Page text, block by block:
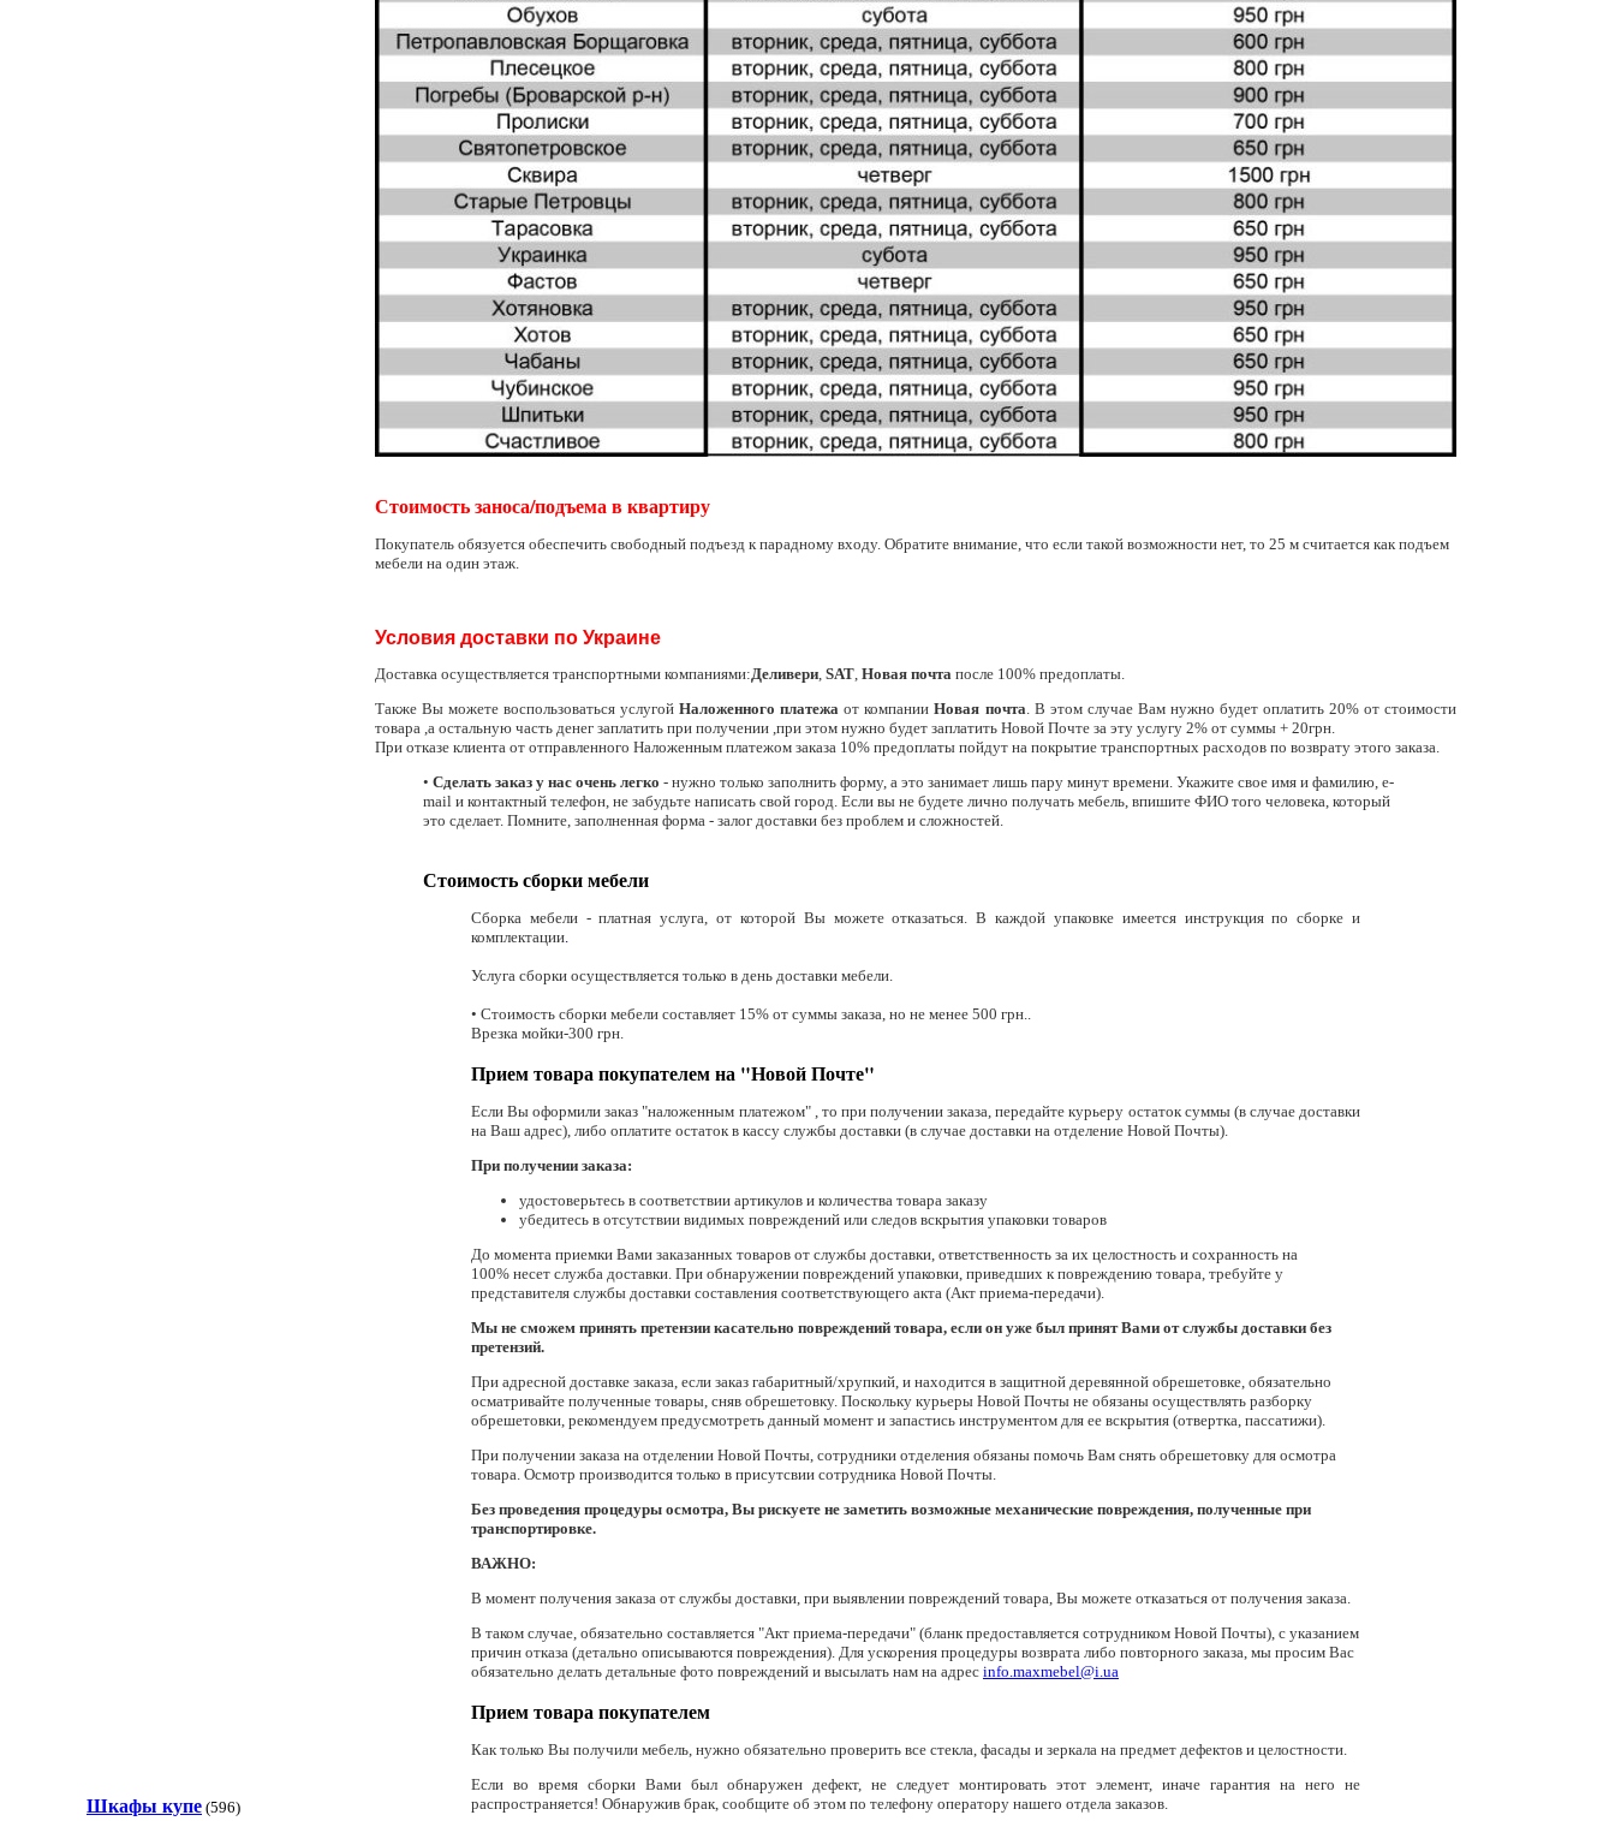
Шкафы купе (596)
Стоимость заноса/подъема в квартиру
Покупатель обязуется обеспечить свободный подъезд к парадному входу. Обратите внимание, что если такой возможности нет, то 25 м считается как подъем
мебели на один этаж.
Условия доставки по Украине
Доставка осуществляется транспортными компаниями:Деливери, SAT, Новая почта после 100% предоплаты.
Также Вы можете воспользоваться услугойНаложенного платежа от компанииНовая почта. В этом случае Вам нужно будет оплатить 20% от стоимости
товара ,а остальную часть денег заплатить при получении ,при этом нужно будет заплатить Новой Почте за эту услугу 2% от суммы + 20грн.
При отказе клиента от отправленного Наложенным платежом заказа 10% предоплаты пойдут на покрытие транспортных расходов по возврату этого заказа.
• Сделать заказ у нас очень легко - нужно только заполнить форму, а это занимает лишь пару минут времени. Укажите свое имя и фамилию, e-
mail и контактный телефон, не забудьте написать свой город. Если вы не будете лично получать мебель, впишите ФИО того человека, который
это сделает. Помните, заполненная форма - залог доставки без проблем и сложностей.
Стоимость сборки мебели
Сборка мебели - платная услуга, от которой Вы можете отказаться. В каждой упаковке имеется инструкция по сборке и
комплектации.
Услуга сборки осуществляется только в день доставки мебели.
• Стоимость сборки мебели составляет 15% от суммы заказа, но не менее 500 грн..
Врезка мойки-300 грн.
Прием товара покупателем на "Новой Почте"
Если Вы оформили заказ "наложенным платежом" , то при получении заказа, передайте курьеру остаток суммы (в случае доставки
на Ваш адрес), либо оплатите остаток в кассу службы доставки (в случае доставки на отделение Новой Почты).
При получении заказа:
удостоверьтесь в соответствии артикулов и количества товара заказу
убедитесь в отсутствии видимых повреждений или следов вскрытия упаковки товаров
До момента приемки Вами заказанных товаров от службы доставки, ответственность за их целостность и сохранность на
100% несет служба доставки. При обнаружении повреждений упаковки, приведших к повреждению товара, требуйте у
представителя службы доставки составления соответствующего акта (Акт приема-передачи).
Мы не сможем принять претензии касательно повреждений товара, если он уже был принят Вами от службы доставки без
претензий.
При адресной доставке заказа, если заказ габаритный/хрупкий, и находится в защитной деревянной обрешетовке, обязательно
осматривайте полученные товары, сняв обрешетовку. Поскольку курьеры Новой Почты не обязаны осуществлять разборку
обрешетовки, рекомендуем предусмотреть данный момент и запастись инструментом для ее вскрытия (отвертка, пассатижи).
При получении заказа на отделении Новой Почты, сотрудники отделения обязаны помочь Вам снять обрешетовку для осмотра
товара. Осмотр производится только в присутсвии сотрудника Новой Почты.
Без проведения процедуры осмотра, Вы рискуете не заметить возможные механические повреждения, полученные при
транспортировке.
ВАЖНО:
В момент получения заказа от службы доставки, при выявлении повреждений товара, Вы можете отказаться от получения заказа.
В таком случае, обязательно составляется "Акт приема-передачи" (бланк предоставляется сотрудником Новой Почты), с указанием
причин отказа (детально описываются повреждения). Для ускорения процедуры возврата либо повторного заказа, мы просим Вас
обязательно делать детальные фото повреждений и высылать нам на адрес info.maxmebel@i.ua
Прием товара покупателем
Как только Вы получили мебель, нужно обязательно проверить все стекла, фасады и зеркала на предмет дефектов и целостности.
Если во время сборки Вами был обнаружен дефект, не следует монтировать этот элемент, иначе гарантия на него не
распространяется! Обнаружив брак, сообщите об этом по телефону оператору нашего отдела заказов.